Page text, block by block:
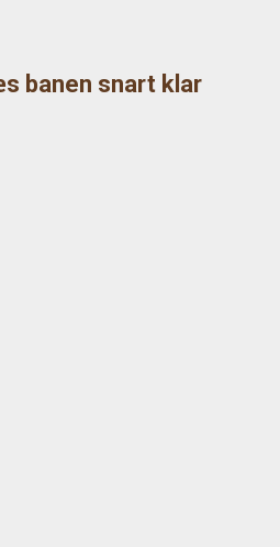
banen snart klar